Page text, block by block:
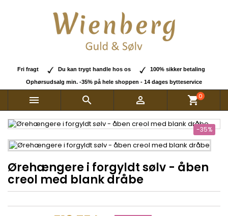
Fri fragt Du kan trygt handle hos os 100% sikker betaling
Ophørsudsalg min. -35% på hele shoppen - 14 dages bytteservice
   shopping_cart0
-35%
Ørehængere i forgyldt sølv - åben
creol med blank dråbe